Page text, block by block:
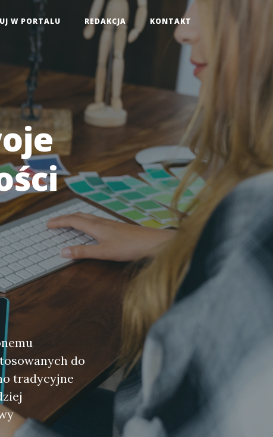
W PORTALU REDAKCJA KONTAKT
do
tradycyjne